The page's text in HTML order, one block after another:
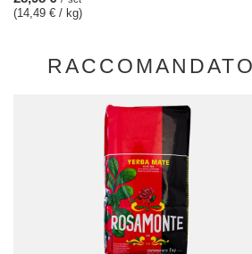
(14,49 € / kg)